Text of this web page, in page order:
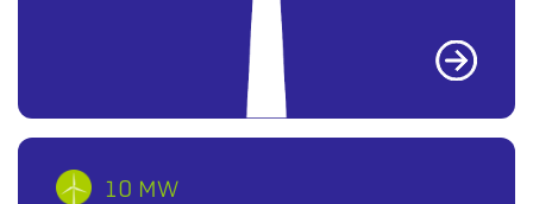
10 MW